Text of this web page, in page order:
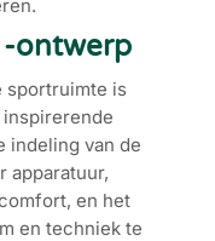
ontwerp
sportruimte is
indeling van de
apparatuur,
en het
en techniek te